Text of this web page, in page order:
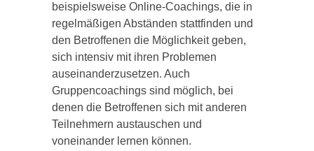
beispielsweise Online-Coachings, die in
regelmäßigen Abständen stattfinden und
den Betroffenen die Möglichkeit geben,
sich intensiv mit ihren Problemen
auseinanderzusetzen. Auch
Gruppencoachings sind möglich, bei
denen die Betroffenen sich mit anderen
Teilnehmern austauschen und
voneinander lernen können.